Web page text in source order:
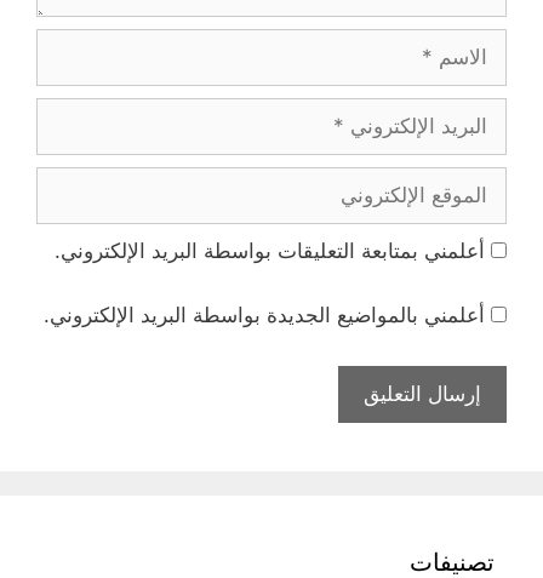
الإلكتروني
الإلكتروني
أعلمني بمتابعة التعليقات بواسطة البريد الإلكتروني.
أعلمني بالمواضيع الجديدة بواسطة البريد الإلكتروني.
تصنيفات